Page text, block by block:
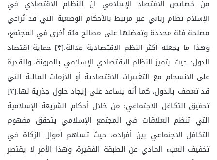
من خصائص الاقتصاد الإسلامي أن النظام الاقتصادي في
الإسلام نظام رباني غير مرتبط بالأحكام الوضعية التي قد تُراعي
مصلحة فئة محددة وتفضلها على مصالح فئة أخرى في المجتمع،
وهذا ما يجعله أكثر النظم الاقتصادية عدالة.[٣] حماية اقتصاد
الدول: حيث يتميز النظام الاقتصادي الإسلامي بالمرونة، والقدرة
على الانسجام مع التغييرات الاقتصادية أو الأزمات المالية التي
قد تعصف بالدول، كما أنه يساعد على إيجاد حلول جذرية لها.[٣]
تحقيق التكافل الاجتماعي: من خلال أحكام الشريعة الإسلامية
التي تنظم العلاقات في المجتمع الإسلامي يتحقق مفهوم
التكافل الاجتماعي بين أفراده، حيث تساهم أموال الزكاة في
تخفيف العبء المادي عن الطبقة الفقيرة، وهذا الأمر لا يقتصر